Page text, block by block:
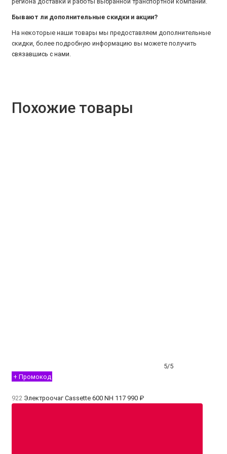
Бывают ли дополнительные скидки и акции?
На некоторые наши товары мы предоставляем дополнительные
скидки, более подробную информацию вы можете получить
связавшись с нами
Похожие товары
5/5
+ Промокод
922 Электроочаг Cassette 600 NH 117 990 ₽